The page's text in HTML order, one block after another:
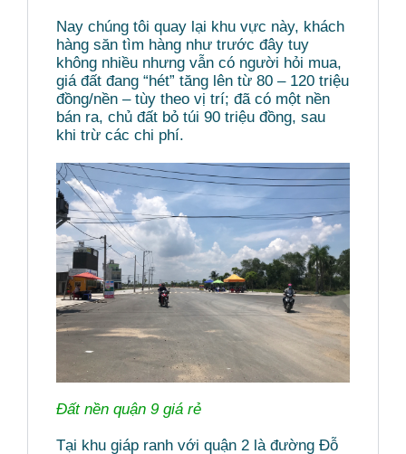
Nay chúng tôi quay lại khu vực này, khách
hàng săn tìm hàng như trước đây tuy
không nhiều nhưng vẫn có người hỏi mua,
giá đất đang “hét” tăng lên từ 80 – 120 triệu
đồng/nền – tùy theo vị trí; đã có một nền
bán ra, chủ đất bỏ túi 90 triệu đồng, sau
khi trừ các chi phí.
Đất nền quận 9 giá rẻ
Tại khu giáp ranh với quận 2 là đường Đỗ